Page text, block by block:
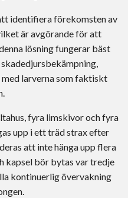
identifiera förekomsten av
är avgörande för att
lösning fungerar bäst
larverna som faktiskt
fyra limskivor och fyra
upp i ett träd strax efter
att inte hänga upp flera
kapsel bör bytas var tredje
kontinuerlig övervakning